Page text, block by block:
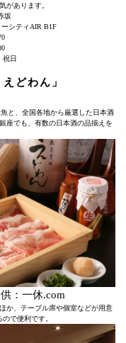
があります。
坂
シティAIR B1F
祝日
どわん」
と、全国各地から厳選した日本酒
座でも、有数の日本酒の品揃えを
：一休.com
か、テーブル席や個室などが用意
で便利です。